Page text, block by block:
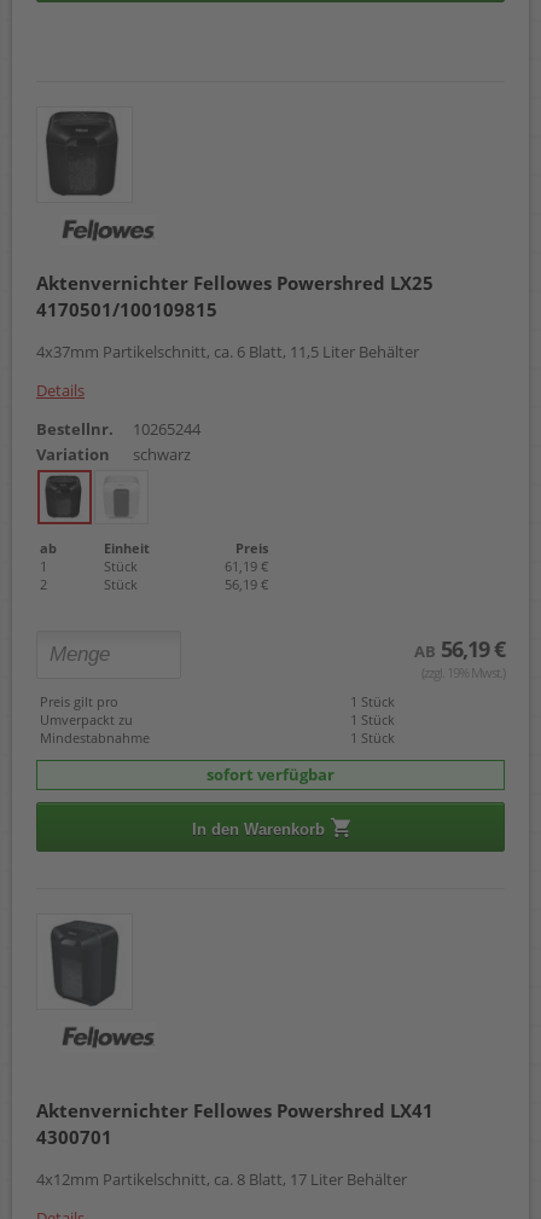
Aktenvernichter Fellowes Powershred LX25
4170501/100109815
4x37mm Partikelschnitt, ca. 6 Blatt, 11,5 Liter Behälter
Details
Bestellnr.
10265244
Variation
schwarz
ab Einheit
Preis
1
Stück
61,19 €
2
Stück 56,19 €
AB 56,19 €
(zzgl. 19% Mwst.)
Preis gilt pro
1 Stück
Umverpackt zu
1 Stück
Mindestabnahme
1 Stück
sofort verfügbar
In den Warenkorb
Aktenvernichter Fellowes Powershred LX41
4300701
4x12mm Partikelschnitt, ca. 8 Blatt, 17 Liter Behälter